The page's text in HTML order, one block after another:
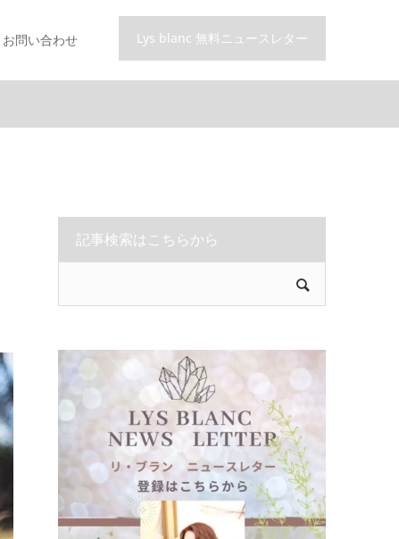
Lys blanc 無料ニュースレター
お問い合わせ
記事検索はこちらから